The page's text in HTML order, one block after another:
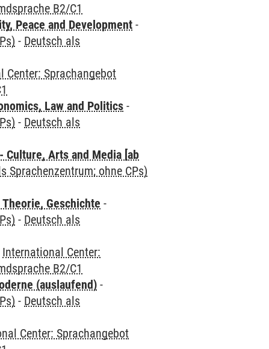
B2/C1
Peace and Development -
- Deutsch als
Center: Sprachangebot
Law and Politics -
- Deutsch als
Culture, Arts and Media [ab
Sprachenzentrum; ohne CPs)
Geschichte -
- Deutsch als
International Center:
B2/C1
(auslaufend) -
- Deutsch als
Center: Sprachangebot